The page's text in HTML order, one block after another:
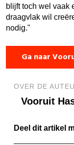
blijft toch wel vaak
draagvlak wil
nodig."
Ga naar
OVER DE
Vooruit
Deel dit artikel